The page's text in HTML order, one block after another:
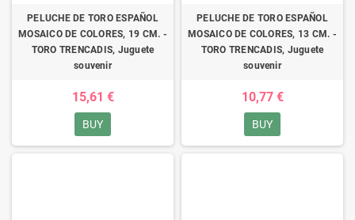
PELUCHE DE TORO ESPAÑOL
MOSAICO DE COLORES, 19 CM. -
TORO TRENCADIS, Juguete
souvenir
15,61 €
BUY
PELUCHE DE TORO ESPAÑOL
MOSAICO DE COLORES, 13 CM. -
TORO TRENCADIS, Juguete
souvenir
10,77 €
BUY